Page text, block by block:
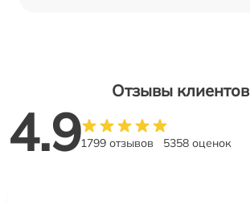
Отзывы клиентов
4.91799 отзывов 5358 оценок